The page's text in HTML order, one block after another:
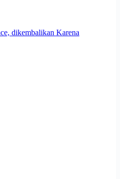
dikembalikan Karena